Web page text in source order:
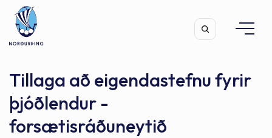
Leita
Tillaga að eigendastefnu fyrir
þjóðlendur -
forsætisráðuneytið